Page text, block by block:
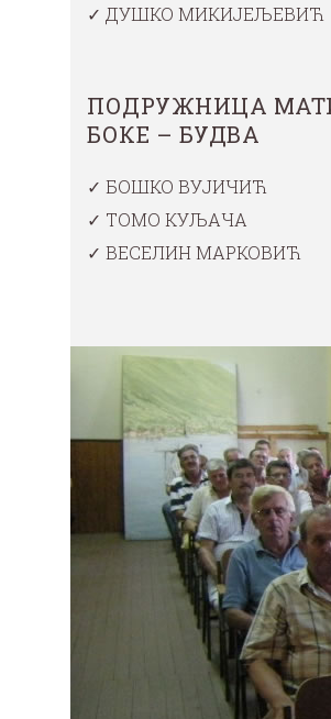
✓ ДУШКО МИКИЈЕЉЕВИЋ
ПОДРУЖНИЦА
БОКЕ – БУДВА
✓ БОШКО ВУЈИЧИЋ
✓ TOMO КУЉАЧА
✓ ВЕСЕЛИН МАРКОВИЋ